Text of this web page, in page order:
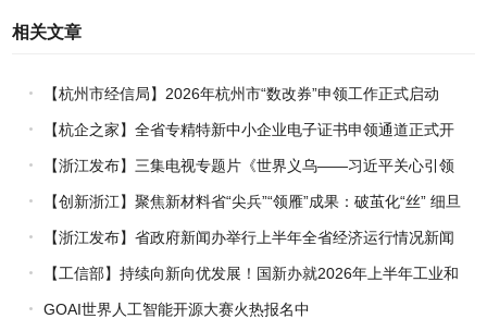
相关文章
【杭州市经信局】2026年杭州市“数改券”申领工作正式启动
【杭企之家】全省专精特新中小企业电子证书申领通道正式开
通
【浙江发布】三集电视专题片《世界义乌——习近平关心引领
义乌发展》热播上线
【创新浙江】聚焦新材料省“尖兵”“领雁”成果：破茧化“丝” 细旦
PPS纤维的国产突围战
【浙江发布】省政府新闻办举行上半年全省经济运行情况新闻
发布会【工信部】持续向新向优发展！国新办就2026年上半年工业和
信息化发展情况举行新闻发布会
GOAI世界人工智能开源大赛火热报名中